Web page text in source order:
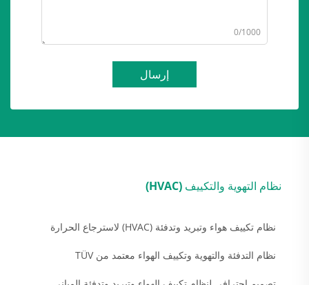
0/1000
إرسال
نظام التهوية والتكييف (HVAC)
نظام تكييف هواء وتبريد وتدفئة (HVAC) لاسترجاع الحرارة
نظام التدفئة والتهوية وتكييف الهواء معتمد من TÜV